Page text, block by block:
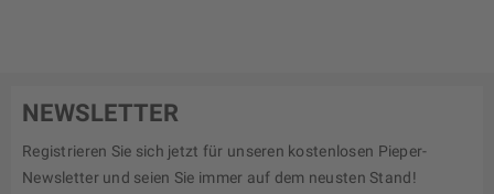
NEWSLETTER
Registrieren Sie sich jetzt für unseren kostenlosen Pieper-
Newsletter und seien Sie immer auf dem neusten Stand!